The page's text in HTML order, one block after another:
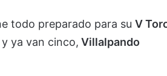
todo preparado para su V
ya van cinco, Villalpando